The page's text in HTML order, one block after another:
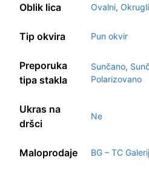
Oblik lica Ovalni, Okrugli
Tip okvira Pun okvir
Preporuka
tipa stakla
Sunčano,
Polarizovano
Ukras na
dršci
Ne
Maloprodaje BG – TC